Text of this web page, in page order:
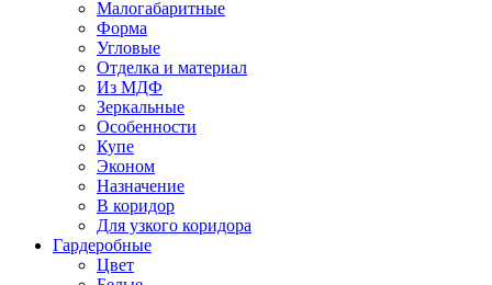
Малогабаритные
Форма
Угловые
Отделка и материал
Из МДФ
Зеркальные
Особенности
Купе
Эконом
Назначение
В коридор
Для узкого коридора
Гардеробные
Цвет